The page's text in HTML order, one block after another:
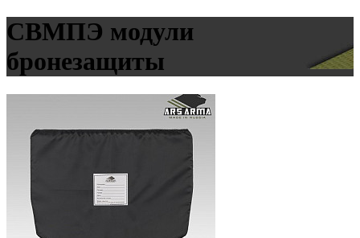
СВМПЭ модули
бронезащиты